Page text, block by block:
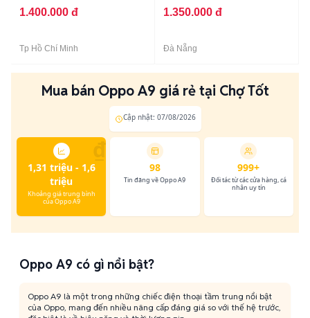
1.400.000 đ
Tp Hồ Chí Minh
1.350.000 đ
Đà Nẵng
Mua bán Oppo A9 giá rẻ tại Chợ Tốt
Cập nhật: 07/08/2026
₫
1,31 triệu - 1,6
triệu
Khoảng giá trung bình
của Oppo A9
98
Tin đăng về Oppo A9
999+
Đối tác từ các cửa hàng, cá
nhân uy tín
Oppo A9 có gì nổi bật?
Oppo A9 là một trong những chiếc điện thoại tầm trung nổi bật
của Oppo, mang đến nhiều nâng cấp đáng giá so với thế hệ trước,